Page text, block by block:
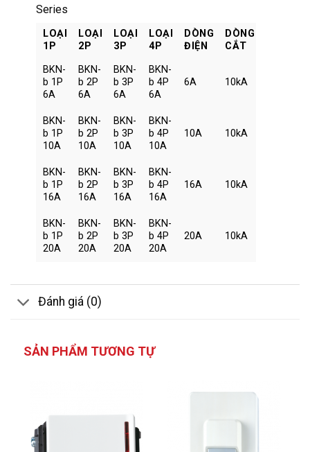
Series
LOẠI
1P
LOẠI
2P
LOẠI
3P
LOẠI
4P
DÒNG
ĐIỆN
DÒNG
CẮT
BKN-
b 1P
6A
BKN-
b 2P
6A
BKN-
b 3P
6A
BKN-
b 4P
6A
6A 10kA
BKN-
b 1P
10A
BKN-
b 2P
10A
BKN-
b 3P
10A
BKN-
b 4P
10A
10A 10kA
BKN-
b 1P
16A
BKN-
b 2P
16A
BKN-
b 3P
16A
BKN-
b 4P
16A
16A 10kA
BKN-
b 1P
20A
BKN-
b 2P
20A
BKN-
b 3P
20A
BKN-
b 4P
20A
20A 10kA
Đánh giá (0)
SẢN PHẨM TƯƠNG TỰ